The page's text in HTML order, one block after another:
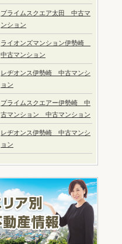
プライムスクエア太田 中古マ
ンション
ライオンズマンション伊勢崎
中古マンション
レヂオンス伊勢崎 中古マンシ
ョン
プライムスクエアー伊勢崎 中
古マンション 中古マンション
レヂオンス伊勢崎 中古マンシ
ョン